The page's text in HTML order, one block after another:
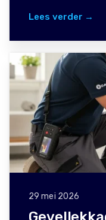
Lees verder →
29 mei 2026